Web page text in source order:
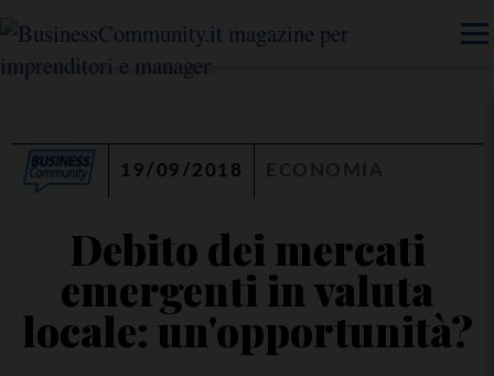
19/09/2018
Debito dei mercati
emergenti in valuta
locale: un'opportunità?